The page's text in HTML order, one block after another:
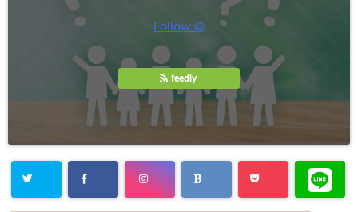
Follow @
feedly